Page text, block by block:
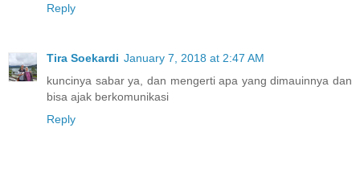
Reply
Tira Soekardi January 7, 2018 at 2:47 AM
kuncinya sabar ya, dan mengerti apa yang dimauinnya dan
bisa ajak berkomunikasi
Reply